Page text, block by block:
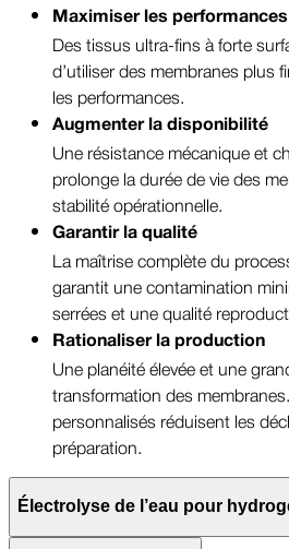
Maximiser les
Des tissus ultra-fins à forte
d’utiliser des membranes plus
les performances.
Augmenter la disponibilité
Une résistance mécanique et
prolonge la durée de vie des
stabilité opérationnelle.
Garantir la qualité
La maîtrise complète du
garantit une contamination
serrées et une qualité
Rationaliser la production
Une planéité élevée et une
transformation des
personnalisés réduisent les
préparation.
Électrolyse de l’eau pour